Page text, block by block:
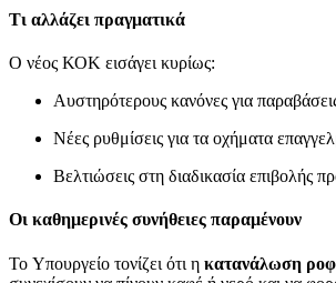
Τι αλλάζει πραγματικά
Ο νέος ΚΟΚ εισάγει κυρίως:
Αυστηρότερους κανόνες για
Νέες ρυθμίσεις για τα οχήματα
Βελτιώσεις στη διαδικασία επιβολής
Οι καθημερινές συνήθειες παραμένουν
Το Υπουργείο τονίζει ότι η κατανάλωση